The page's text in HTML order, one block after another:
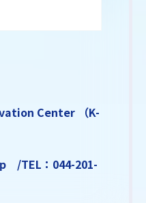
Center （K-
/TEL：044-201-